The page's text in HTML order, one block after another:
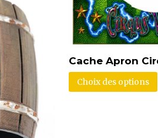
Cache Apron
Choix des options